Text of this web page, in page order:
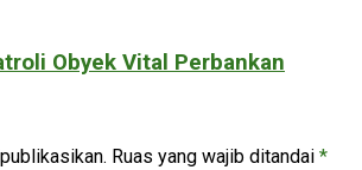
Obyek Vital Perbankan
Ruas yang wajib ditandai *